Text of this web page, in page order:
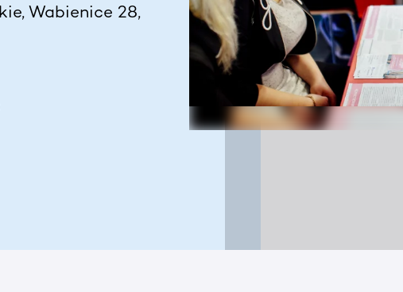
Wabienice 28,